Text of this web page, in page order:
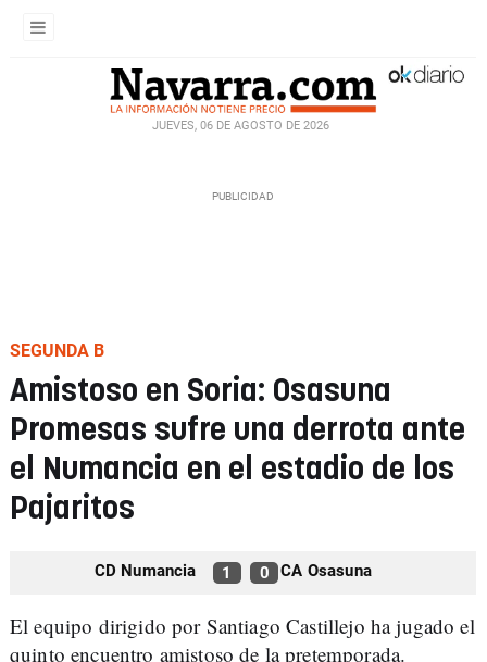
JUEVES, 06 DE AGOSTO DE 2026
SEGUNDA B
Amistoso en Soria: Osasuna
Promesas sufre una derrota ante
el Numancia en el estadio de los
Pajaritos
CD Numancia 1 0 CA Osasuna
El equipo dirigido por Santiago Castillejo ha jugado el
quinto encuentro amistoso de la pretemporada.